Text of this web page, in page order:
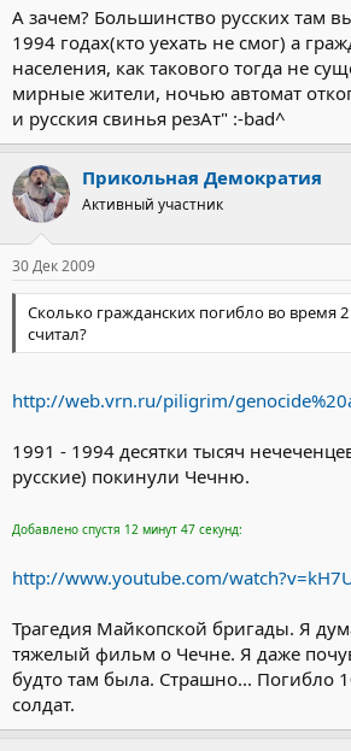
Мартановском районе Чечни, а также в
Новолакском районах Дагестана. К этому
1,17% наших респонденток.
Чинхо – 40-45 тыс. человек, наибольшее
тейпа проживают в Грозненском и Урус-
республики. К этому тейпу принадлежат
Гендергеной – 20-25 тыс. человек,
Надтеречном и Урус-Мартановском
принадлежат 1,17% наших респонденток.
Аллерой – 20-25 тыс. человек. Основные
Шалинский, Ножай-Юртовский.
Ножай-Юртовский и Шалинский.
А зачем? Большинство русских там
1994 годах(кто уехать не смог) а
населения, как такового тогда не
мирные жители, ночью автомат
и русския свинья резАт" :-bad^
Прикольная Демократия
Активный участник
30 Дек 2009
Сколько гражданских погибло во время
считал?
http://web.vrn.ru/piligrim/
1991 - 1994 десятки тысяч
русские) покинули Чечню.
Добавлено спустя 12 минут 47 секунд:
http://www.youtube.com/
Трагедия Майкопской бригады. Я
тяжелый фильм о Чечне. Я даже
будто там была. Страшно... Погибло
солдат.